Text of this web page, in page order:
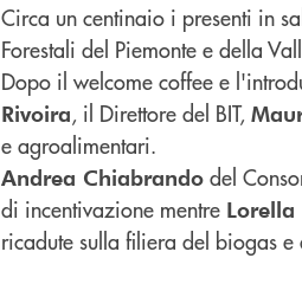
Circa un centinaio i presenti in
Forestali del Piemonte e della
Dopo il welcome coffee e
Rivoira, il Direttore del BIT,
e agroalimentari.
Andrea Chiabrando del
di incentivazione mentre Lorella
ricadute sulla filiera del biogas